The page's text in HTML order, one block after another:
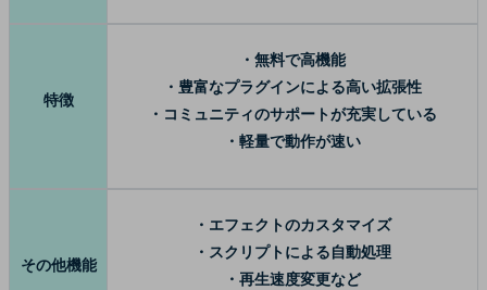
特徴
・無料で高機能
・豊富なプラグインによる高い拡張性
・コミュニティのサポートが充実している
・軽量で動作が速い
その他機能
・エフェクトのカスタマイズ
・スクリプトによる自動処理
・再生速度変更など